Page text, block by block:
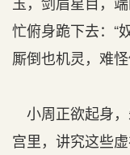
忙俯身跪下去：“
厮倒也机灵，难
小周正欲起身
宫里，讲究这些